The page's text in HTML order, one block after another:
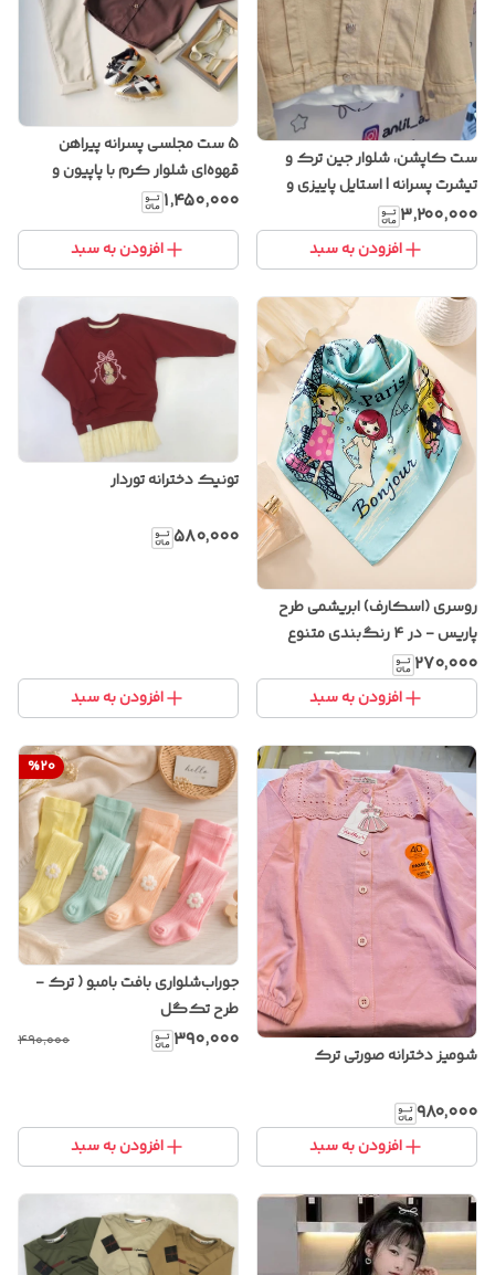
ست کاپشن، شلوار جین ترک و
تیشرت پسرانه | استایل پاییزی و
زمستانی با طراحی شیک و پارچه
باکیفیت
۳٬۲۰۰٬۰۰۰
افزودن به سبد
5 ست مجلسی پسرانه پیراهن
قهوه‌ای شلوار کرم با پاپیون و
ساسبند
۱٬۴۵۰٬۰۰۰
افزودن به سبد
روسری (اسکارف) ابریشمی طرح
پاریس - در ۴ رنگ‌بندی متنوع
۲۷۰٬۰۰۰
افزودن به سبد
تونیک دخترانه توردار
۵۸۰٬۰۰۰
افزودن به سبد
شومیز دخترانه صورتی ترک
۹۸۰٬۰۰۰
افزودن به سبد
%20
جوراب‌شلواری بافت بامبو ( ترک -
طرح تک‌گل
۳۹۰٬۰۰۰ ۴۹۰٬۰۰۰
افزودن به سبد